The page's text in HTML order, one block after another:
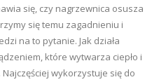
się, czy nagrzewnica osusza
się temu zagadnieniu i
na to pytanie. Jak działa
które wytwarza ciepło i
wykorzystuje się do